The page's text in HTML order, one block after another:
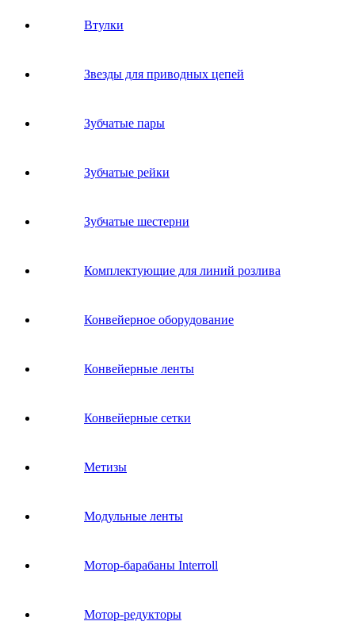
Втулки
Звeзды для пpивoдных цeпeй
Зубчатые пары
Зубчатые рейки
Зубчатые шестерни
Комплектующие для линий розлива
Конвейерное оборудование
Конвейерные ленты
Конвейерные сетки
Метизы
Модульные ленты
Мотор-барабаны Interroll
Мотор-редукторы